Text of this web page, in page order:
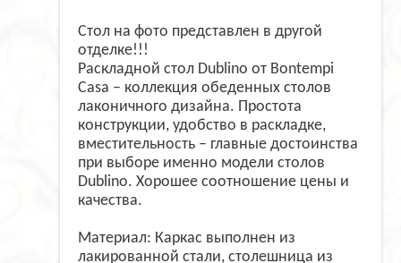
Стол на фото представлен в другой
отделке!!!
Раскладной стол Dublino от Bontempi
Casa – коллекция обеденных столов
лаконичного дизайна. Простота
конструкции, удобство в раскладке,
вместительность – главные достоинства
при выборе именно модели столов
Dublino. Хорошее соотношение цены и
качества.
Материал: Каркас выполнен из
лакированной стали, столешница из